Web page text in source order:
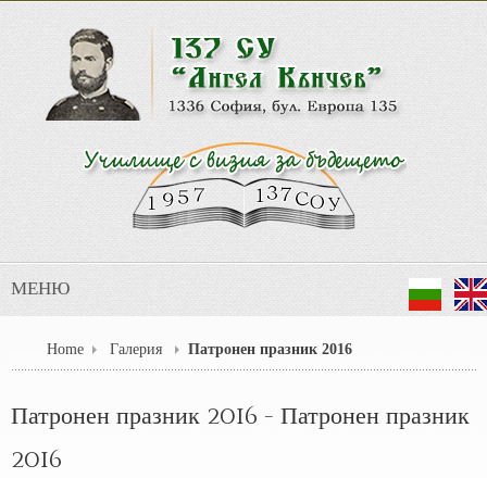
МЕНЮ
Home Галерия Патронен празник 2016
Патронен празник 2016 - Патронен празник
2016